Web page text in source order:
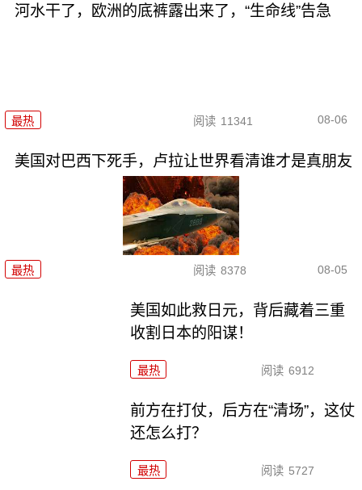
河水干了，欧洲的底裤露出来了，“生命线”告急
最热 阅读 11341 08-06
美国对巴西下死手，卢拉让世界看清谁才是真朋友
最热 阅读 8378 08-05
美国如此救日元，背后藏着三重
收割日本的阳谋！
最热 阅读 6912
前方在打仗，后方在“清场”，这仗
还怎么打？
最热 阅读 5727